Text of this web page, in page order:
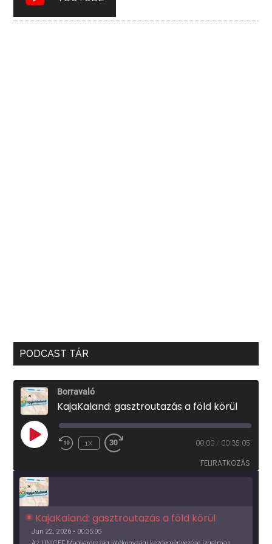
PODCAST TÁR
Borravaló
KajaKaland: gasztroutazás a föld körül
PLAY
EPISODE
1X 00:00 / 00:35:05
FELIRATKOZÁS
KajaKaland: gasztroutazás a föld körül
Jun 22, 2026 • 00:35:05